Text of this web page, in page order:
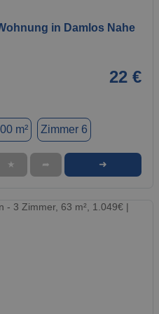
in Damlos Nahe
22 €
m² Zimmer 6
★ ➦ ➜